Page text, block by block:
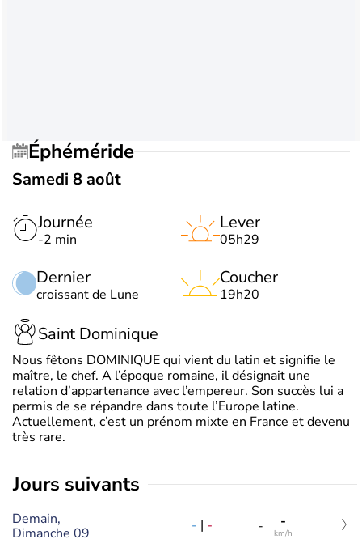
Éphéméride
Samedi 8 août
Journée
-2 min
Dernier
croissant de Lune
Lever
05h29
Coucher
19h20
Saint Dominique
Nous fêtons DOMINIQUE qui vient du latin et signifie le
maître, le chef. A l’époque romaine, il désignait une
relation d’appartenance avec l’empereur. Son succès lui a
permis de se répandre dans toute l’Europe latine.
Actuellement, c’est un prénom mixte en France et devenu
très rare.
jours suivants
Demain,
Dimanche 09
- | - - -
km/h